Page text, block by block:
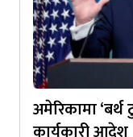
अमेरिकामा ‘बर्थ